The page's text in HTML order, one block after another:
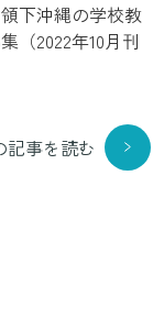
下沖縄の学校教
（2022年10月刊
記事を読む